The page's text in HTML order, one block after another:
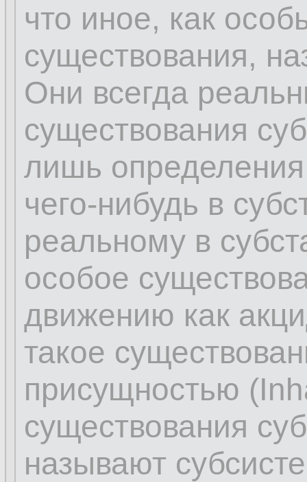
что иное, как
существования,
Они всегда
существования
лишь
чего-нибудь в
реальному в
особое
движению как
такое
присущностью
существования
называют